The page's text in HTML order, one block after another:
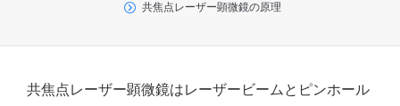
光基礎・光源
共焦点レーザー顕微鏡の原理
共焦点レーザー顕微鏡はレーザービームとピンホール